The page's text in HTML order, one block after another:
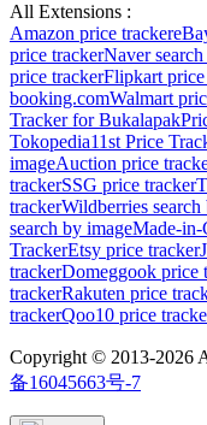
All Extensions :
Amazon price tracker
price trackerNaver
price trackerFlipkart
booking.comWalmart
Tracker for Bukalapak
Tokopedia11st Price
imageAuction price
trackerSSG price tracker
trackerWildberries search
search by imageMade-in-
TrackerEtsy price tracker
trackerDomeggook price
trackerRakuten price
trackerQoo10 price
Copyright © 2013-2026
备16045663号-7